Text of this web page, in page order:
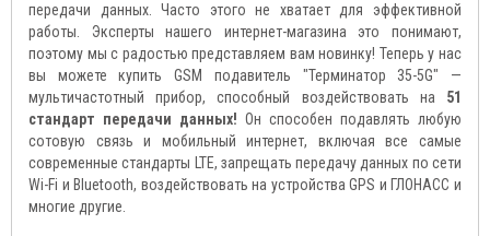
передачи данных. Часто этого не хватает для эффективной
работы. Эксперты нашего интернет-магазина это понимают,
поэтому мы с радостью представляем вам новинку! Теперь у нас
вы можете купить GSM подавитель "Терминатор 35-5G" —
мультичастотный прибор, способный воздействовать на 51
стандарт передачи данных! Он способен подавлять любую
сотовую связь и мобильный интернет, включая все самые
современные стандарты LTE, запрещать передачу данных по сети
Wi-Fi и Bluetooth, воздействовать на устройства GPS и ГЛОНАСС и
многие другие.